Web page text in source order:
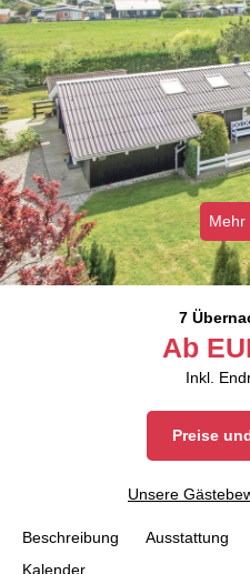
Mehr
7
Ab
Inkl.
Preise
Unsere
Beschreibung Ausstattung
Kalender